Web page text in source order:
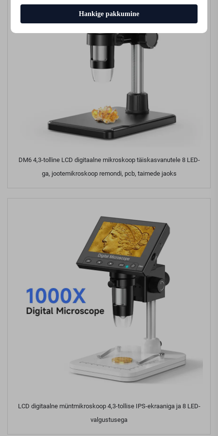
DM6 4,3-tolline LCD digitaalne mikroskoop täiskasvanutele 8 LED-
ga, jootemikroskoop remondi, pcb, taimede jaoks
LCD digitaalne müntmikroskoop 4,3-tollise IPS-ekraaniga ja 8 LED-
valgustusega
Hankige pakkumine